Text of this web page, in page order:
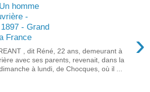
homme
-
- Grand
France
›
, dit Réné, 22 ans, demeurant à
avec ses parents, revenait, dans la
à lundi, de Chocques, où il ...